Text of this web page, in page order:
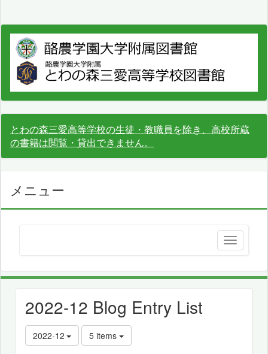
とわの森三愛高等学校の生徒・教職員を除き、高校所蔵
の書籍は閲覧・貸出できません。
メニュー
2022-12 Blog Entry List
2022-12 5 items